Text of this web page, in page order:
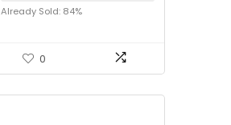
WMS: medium, wasbaar,
Already Sold: 84%
0